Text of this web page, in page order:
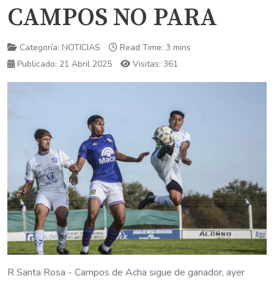
CAMPOS NO PARA
Categoría: NOTICIAS
Read Time: 3 mins
Publicado: 21 Abril 2025
Visitas: 361
R Santa Rosa - Campos de Acha sigue de ganador, ayer